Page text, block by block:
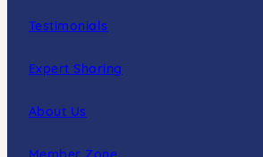
Testimonials
Expert Sharing
About Us